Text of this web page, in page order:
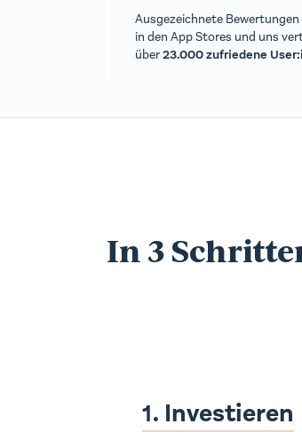
Ausgezeichnete
in den App Stores und uns
über 23.000 zufriedene
In 3
1. Investieren